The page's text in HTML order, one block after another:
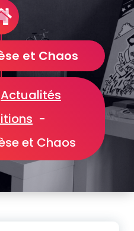
et Chaos
Actualités
-
et Chaos